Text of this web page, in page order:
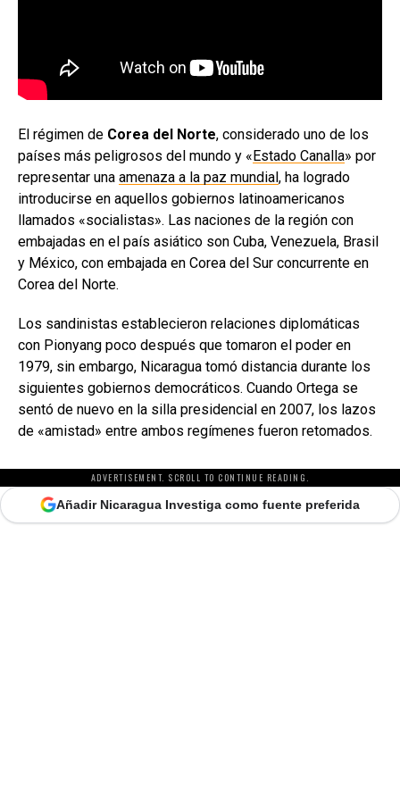
El régimen de Corea del Norte, considerado uno de los
países más peligrosos del mundo y «Estado Canalla» por
representar una amenaza a la paz mundial, ha logrado
introducirse en aquellos gobiernos latinoamericanos
llamados «socialistas». Las naciones de la región con
embajadas en el país asiático son Cuba, Venezuela, Brasil
y México, con embajada en Corea del Sur concurrente en
Corea del Norte.
Los sandinistas establecieron relaciones diplomáticas
con Pionyang poco después que tomaron el poder en
1979, sin embargo, Nicaragua tomó distancia durante los
siguientes gobiernos democráticos. Cuando Ortega se
sentó de nuevo en la silla presidencial en 2007, los lazos
de «amistad» entre ambos regímenes fueron retomados.
ADVERTISEMENT. SCROLL TO CONTINUE READING.
Añadir Nicaragua Investiga como fuente preferida